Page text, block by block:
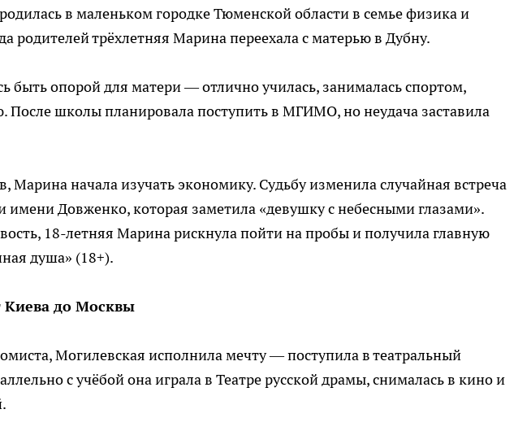
в маленьком городке Тюменской области в семье физика и
родителей трёхлетняя Марина переехала с матерью в Дубну.
быть опорой для матери — отлично училась, занималась спортом,
школы планировала поступить в МГИМО, но неудача заставила
Марина начала изучать экономику. Судьбу изменила случайная встреча
имени Довженко, которая заметила «девушку с небесными глазами».
18-летняя Марина рискнула пойти на пробы и получила главную
душа» (18+).
Киева до Москвы
Могилевская исполнила мечту — поступила в театральный
с учёбой она играла в Театре русской драмы, снималась в кино и